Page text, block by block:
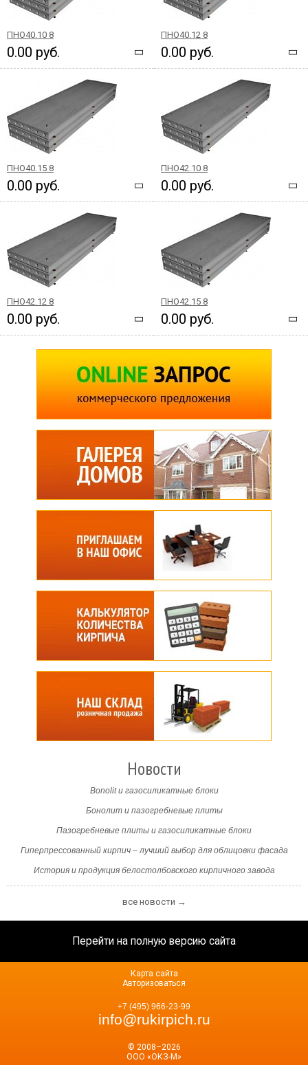
ПНО40.10 8
0.00 руб.
ПНО40.12 8
0.00 руб.
ПНО40.15 8
0.00 руб.
ПНО42.10 8
0.00 руб.
ПНО42.12 8
0.00 руб.
ПНО42.15 8
0.00 руб.
Новости
Bonolit и газосиликатные блоки
Бонолит и пазогребневые плиты
Пазогребневые плиты и газосиликатные блоки
Гиперпрессованный кирпич – лучший выбор для облицовки фасада
История и продукция белостолбовского кирпичного завода
все новости →
Перейти на полную версию сайта
© 2008–2026
ООО «ОКЗ-М»
+7 (495) 966-23-99
info@rukirpich.ru
Карта сайта
Авторизоваться